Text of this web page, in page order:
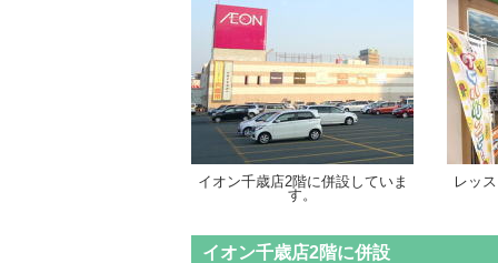
イオン千歳店2階に併設していま
す。
レッ
イオン千歳店2階に併設